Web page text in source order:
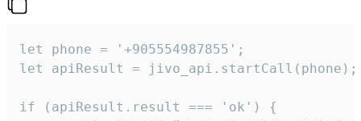
let phone = '+905554987855';
let apiResult = jivo_api.startCall(phone);
if (apiResult.result === 'ok') {